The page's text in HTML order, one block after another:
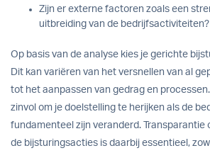
Zijn er externe factoren zoals een
uitbreiding van de bedrijfsactiviteiten?
Op basis van de analyse kies je gerichte
Dit kan variëren van het versnellen van al
tot het aanpassen van gedrag en
zinvol om je doelstelling te herijken als de
fundamenteel zijn veranderd. Transparantie
de bijsturingsacties is daarbij essentieel,